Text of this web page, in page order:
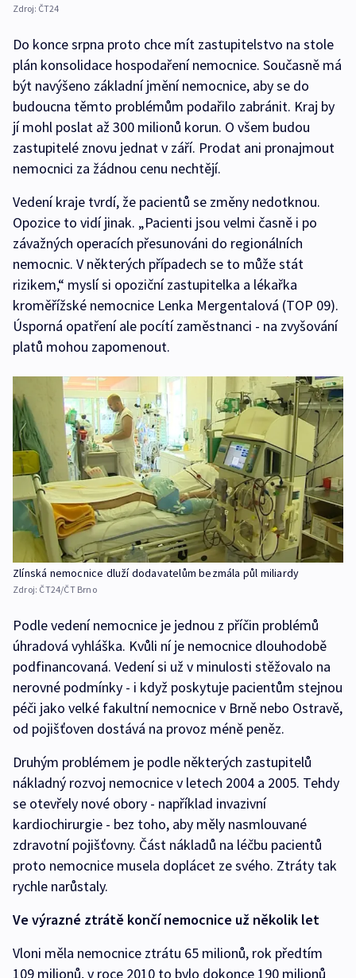
Zdroj: ČT24
Do konce srpna proto chce mít zastupitelstvo na stole
plán konsolidace hospodaření nemocnice. Současně má
být navýšeno základní jmění nemocnice, aby se do
budoucna těmto problémům podařilo zabránit. Kraj by
jí mohl poslat až 300 milionů korun. O všem budou
zastupitelé znovu jednat v září. Prodat ani pronajmout
nemocnici za žádnou cenu nechtějí.
Vedení kraje tvrdí, že pacientů se změny nedotknou.
Opozice to vidí jinak. „Pacienti jsou velmi časně i po
závažných operacích přesunováni do regionálních
nemocnic. V některých případech se to může stát
rizikem,“ myslí si opoziční zastupitelka a lékařka
kroměřížské nemocnice Lenka Mergentalová (TOP 09).
Úsporná opatření ale pocítí zaměstnanci - na zvyšování
platů mohou zapomenout.
Zlínská nemocnice dluží dodavatelům bezmála půl miliardy
Zdroj: ČT24/ČT Brno
Podle vedení nemocnice je jednou z příčin problémů
úhradová vyhláška. Kvůli ní je nemocnice dlouhodobě
podfinancovaná. Vedení si už v minulosti stěžovalo na
nerovné podmínky - i když poskytuje pacientům stejnou
péči jako velké fakultní nemocnice v Brně nebo Ostravě,
od pojišťoven dostává na provoz méně peněz.
Druhým problémem je podle některých zastupitelů
nákladný rozvoj nemocnice v letech 2004 a 2005. Tehdy
se otevřely nové obory - například invazivní
kardiochirurgie - bez toho, aby měly nasmlouvané
zdravotní pojišťovny. Část nákladů na léčbu pacientů
proto nemocnice musela doplácet ze svého. Ztráty tak
rychle narůstaly.
Ve výrazné ztrátě končí nemocnice už několik let
Vloni měla nemocnice ztrátu 65 milionů, rok předtím
109 milionů, v roce 2010 to bylo dokonce 190 milionů